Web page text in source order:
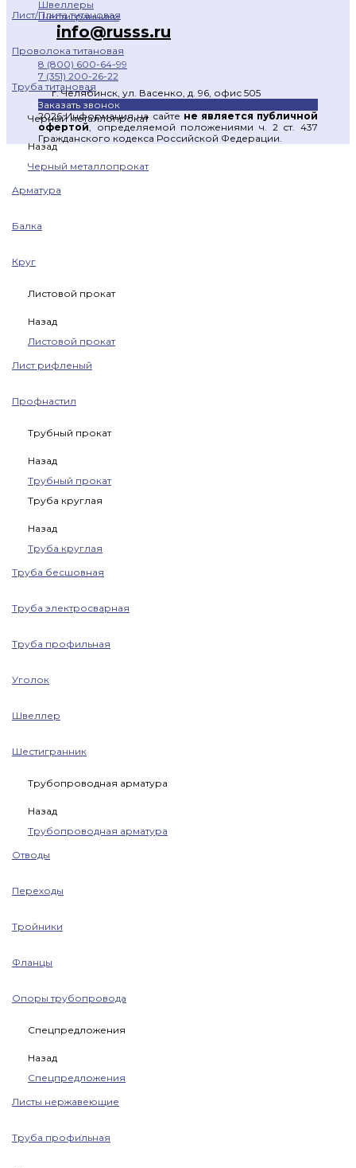
Лист/Плита титановая
Проволока титановая
Труба титановая
Черный металлопрокат
Назад
Черный металлопрокат
Арматура
Балка
Круг
Листовой прокат
Назад
Листовой прокат
Лист рифленый
Профнастил
Трубный прокат
Назад
Трубный прокат
Труба круглая
Назад
Труба круглая
Труба бесшовная
Труба электросварная
Труба профильная
Уголок
Швеллер
Шестигранник
Трубопроводная арматура
Назад
Трубопроводная арматура
Отводы
Переходы
Тройники
Фланцы
Опоры трубопровода
Спецпредложения
Назад
Спецпредложения
Листы нержавеющие
Труба профильная
Швеллеры
Шестигранники
info@russs.ru
8 (800) 600-64-99
7 (351) 200-26-22
г. Челябинск, ул. Васенко, д. 96, офис 505
Заказать звонок
2026 Информация на сайте не является публичной
офертой , определяемой положениями ч. 2 ст. 437
Гражданского кодекса Российской Федерации.